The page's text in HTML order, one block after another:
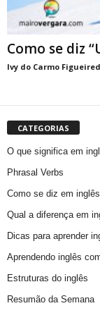
Como se diz
Ivy do Carmo
CATEGORIAS
O que significa em
Phrasal Verbs
Como se diz em
Qual a diferença em
Dicas para aprender
Aprendendo inglês
Estruturas do inglês
Resumão da Semana